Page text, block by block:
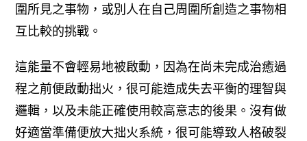
圍所見之事物，或別人在自己周圍所創造之事物相
互比較的挑戰。
這能量不會輕易地被啟動，因為在尚未完成治癒過
程之前便啟動拙火，很可能造成失去平衡的理智與
邏輯，以及未能正確使用較高意志的後果。沒有做
好適當準備便放大拙火系統，很可能導致人格破裂